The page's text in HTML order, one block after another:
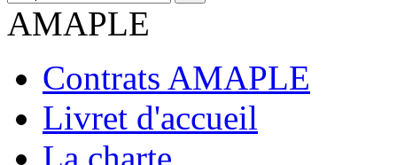
AMAPLE
Contrats AMAPLE
Livret d'accueil